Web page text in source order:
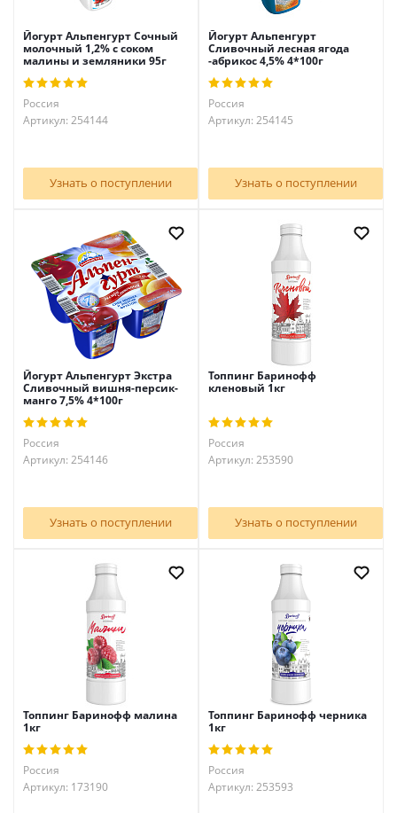
Йогурт Альпенгурт Сочный
молочный 1,2% с соком
малины и земляники 95г
Россия
Артикул: 254144
Узнать о поступлении
Йогурт Альпенгурт
Сливочный лесная ягода
-абрикос 4,5% 4*100г
Россия
Артикул: 254145
Узнать о поступлении
Йогурт Альпенгурт Экстра
Сливочный вишня-персик-
манго 7,5% 4*100г
Россия
Артикул: 254146
Узнать о поступлении
Топпинг Баринофф
кленовый 1кг
Россия
Артикул: 253590
Узнать о поступлении
Топпинг Баринофф малина
1кг
Россия
Артикул: 173190
Топпинг Баринофф черника
1кг
Россия
Артикул: 253593